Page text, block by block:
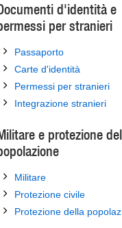
d'identità e
per stranieri
Passaporto
Carte d'identità
Permessi per stranieri
Integrazione stranieri
e protezione
Militare
Protezione civile
Protezione della